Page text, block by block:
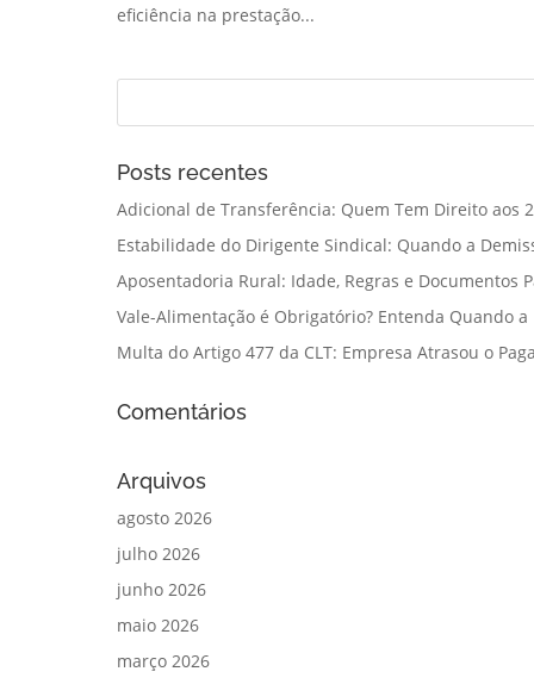
eficiência na prestação...
Posts recentes
Adicional de Transferência: Quem Tem Direito aos
Estabilidade do Dirigente Sindical: Quando a
Aposentadoria Rural: Idade, Regras e Documentos
Vale-Alimentação é Obrigatório? Entenda Quando
Multa do Artigo 477 da CLT: Empresa Atrasou o
Comentários
Arquivos
agosto 2026
julho 2026
junho 2026
maio 2026
março 2026